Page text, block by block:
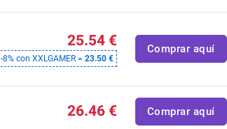
25.54 €
-8% con XXLGAMER = 23.50 €
Comprar aquí
26.46 € Comprar aquí